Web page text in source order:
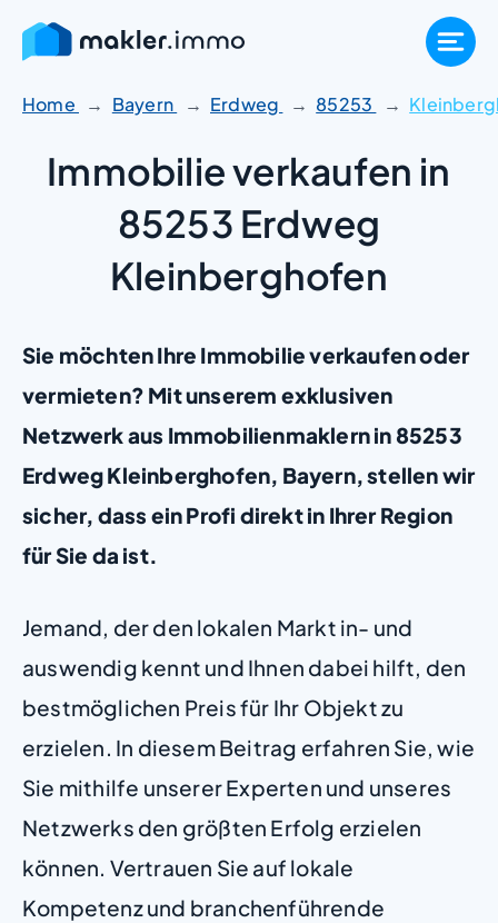
Zum
Inhalt
springen
Home Bayern Erdweg 85253
Immobilie verkaufen in
85253 Erdweg
Kleinberghofen
Sie möchten Ihre Immobilie verkaufen oder
vermieten? Mit unserem exklusiven
Netzwerk aus Immobilienmaklern in 85253
Erdweg Kleinberghofen, Bayern, stellen wir
sicher, dass ein Profi direkt in Ihrer Region
für Sie da ist.
Jemand, der den lokalen Markt in- und
auswendig kennt und Ihnen dabei hilft, den
bestmöglichen Preis für Ihr Objekt zu
erzielen. In diesem Beitrag erfahren Sie, wie
Sie mithilfe unserer Experten und unseres
Netzwerks den größten Erfolg erzielen
können. Vertrauen Sie auf lokale
Kompetenz und branchenführende